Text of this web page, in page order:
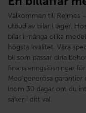
Välkommen till Rejmes
utbud av bilar i lager.
bilar i många olika
högsta kvalitet. Våra
bil som passar dina
finansieringslösningar
Med generösa
inom 30 dagar om du
säker i ditt val.